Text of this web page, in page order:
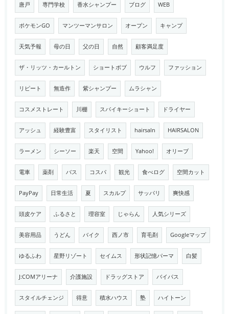
唐戸 専門学校 香水シャンプー ブログ WEB
ポケモンGO マンツーマンサロン オープン キャンプ
天気予報 母の日 父の日 自然 顧客満足度
ザ・リッツ・カールトン ショートボブ ウルフ ファッション
リピート 無造作 紫シャンプー ムラシャン
コスメストレート 川棚 スパイキーショート ドライヤー
アッシュ 経験豊富 スタイリスト hairsaln HAIRSALON
ラーメン シーソー 楽天 空間 Yahoo! オリーブ
電車 薬剤 バス コスパ 観光 食べログ 空間カット
PayPay 日常生活 夏 スカルプ サッパリ 爽快感
頭皮ケア ふるさと 理容室 じゃらん 人気シリーズ
美容用品 うどん バイク 西ノ市 育毛剤 Googleマップ
ゆるふわ 星野リゾート セイムス 形状記憶パーマ 白髪
J:COMアリーナ 介護施設 ドラッグストア バイパス
スタイルチェンジ 得意 積水ハウス 塾 ハイトーン